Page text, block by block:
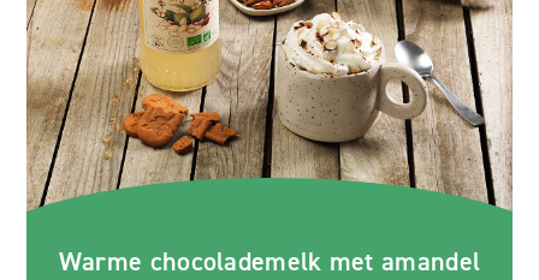
Warme chocolademelk met amandel